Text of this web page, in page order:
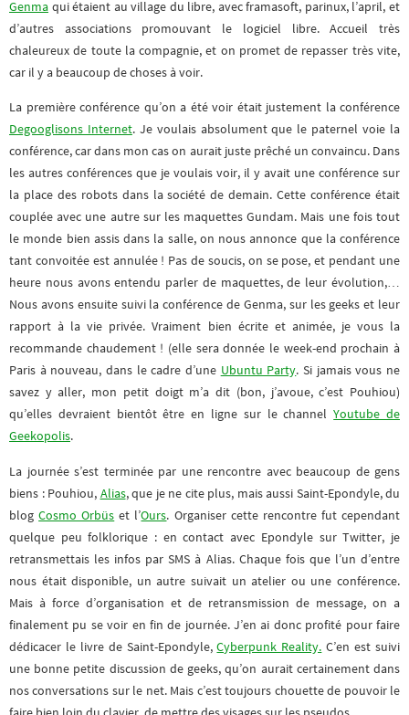
Genma qui étaient au village du libre, avec framasoft, parinux, l’april, et
d’autres associations promouvant le logiciel libre. Accueil très
chaleureux de toute la compagnie, et on promet de repasser très vite,
car il y a beaucoup de choses à voir.
La première conférence qu’on a été voir était justement la conférence
Degooglisons Internet. Je voulais absolument que le paternel voie la
conférence, car dans mon cas on aurait juste prêché un convaincu. Dans
les autres conférences que je voulais voir, il y avait une conférence sur
la place des robots dans la société de demain. Cette conférence était
couplée avec une autre sur les maquettes Gundam. Mais une fois tout
le monde bien assis dans la salle, on nous annonce que la conférence
tant convoitée est annulée ! Pas de soucis, on se pose, et pendant une
heure nous avons entendu parler de maquettes, de leur évolution,…
Nous avons ensuite suivi la conférence de Genma, sur les geeks et leur
rapport à la vie privée. Vraiment bien écrite et animée, je vous la
recommande chaudement ! (elle sera donnée le week-end prochain à
Paris à nouveau, dans le cadre d’une Ubuntu Party. Si jamais vous ne
savez y aller, mon petit doigt m’a dit (bon, j’avoue, c’est Pouhiou)
qu’elles devraient bientôt être en ligne sur le channelYoutube de
Geekopolis.
La journée s’est terminée par une rencontre avec beaucoup de gens
biens : Pouhiou, Alias, que je ne cite plus, mais aussi Saint-Epondyle, du
blogCosmo Orbüs et l’Ours. Organiser cette rencontre fut cependant
quelque peu folklorique : en contact avec Epondyle sur Twitter, je
retransmettais les infos par SMS à Alias. Chaque fois que l’un d’entre
nous était disponible, un autre suivait un atelier ou une conférence.
Mais à force d’organisation et de retransmission de message, on a
finalement pu se voir en fin de journée. J’en ai donc profité pour faire
dédicacer le livre de Saint-Epondyle,Cyberpunk Reality. C’en est suivi
une bonne petite discussion de geeks, qu’on aurait certainement dans
nos conversations sur le net. Mais c’est toujours chouette de pouvoir le